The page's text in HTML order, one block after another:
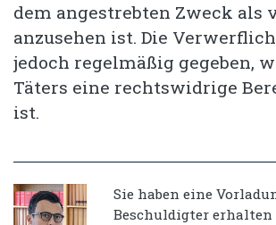
dem angestrebten Zweck als
anzusehen ist. Die
jedoch regelmäßig gegeben,
Täters eine rechtswidrige
ist.
Sie haben eine
Beschuldigter erhalten